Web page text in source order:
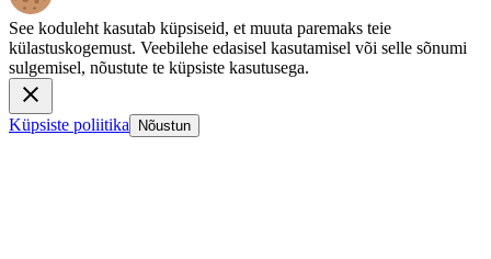
See koduleht kasutab küpsiseid, et muuta paremaks teie
külastuskogemust. Veebilehe edasisel kasutamisel või selle sõnumi
sulgemisel, nõustute te küpsiste kasutusega.
Küpsiste poliitika Nõustun